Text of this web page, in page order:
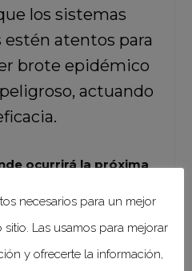
los sistemas
estén atentos para
brote epidémico
actuando
ocurrirá la próxima
es que será
en vidas y dólares.
la diseminación global
necesarios para un mejor
Las usamos para mejorar
y ofrecerte la información,